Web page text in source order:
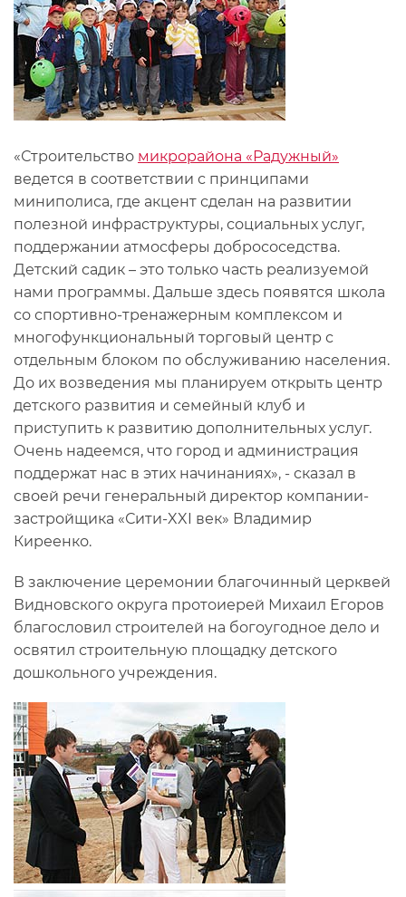
«Строительство микрорайона «Радужный»
ведется в соответствии с принципами
миниполиса, где акцент сделан на развитии
полезной инфраструктуры, социальных услуг,
поддержании атмосферы добрососедства.
Детский садик – это только часть реализуемой
нами программы. Дальше здесь появятся школа
со спортивно-тренажерным комплексом и
многофункциональный торговый центр с
отдельным блоком по обслуживанию населения.
До их возведения мы планируем открыть центр
детского развития и семейный клуб и
приступить к развитию дополнительных услуг.
Очень надеемся, что город и администрация
поддержат нас в этих начинаниях», - сказал в
своей речи генеральный директор компании-
застройщика «Сити-XXI век» Владимир
Киреенко.
В заключение церемонии благочинный церквей
Видновского округа протоиерей Михаил Егоров
благословил строителей на богоугодное дело и
освятил строительную площадку детского
дошкольного учреждения.